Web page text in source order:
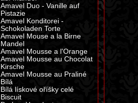
Amavel Duo - Vanille auf
Pistazie
Amavel Konditorei -
Schokoladen Torte
Amavel Mouse a la Birne
Mandel
Amavel Mousse a l'Orange
Amavel Mousse au Chocolat
Kirsche
Amavel Mousse au Praliné
Bílá
Bílá lískové oříšky celé
Biscuit